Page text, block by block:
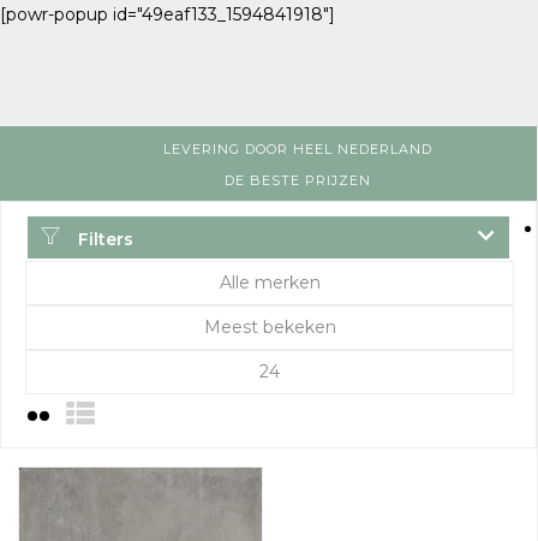
[powr-popup id="49eaf133_1594841918"]
LEVERING DOOR HEEL NEDERLAND
DE BESTE PRIJZEN
Filters
Alle merken
Meest bekeken
24